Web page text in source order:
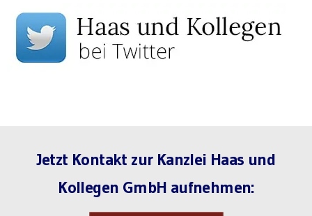
Jetzt Kontakt zur Kanzlei Haas und
Kollegen GmbH aufnehmen: